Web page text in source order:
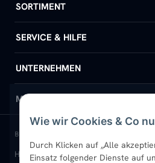
Wie wir Cookies & Co
Durch Klicken auf „Alle
Einsatz folgender Dienste auf
SORTIMENT
Badheizkörper
Handtuchheizkörper
Design-Heizkörper
Paneelheizkörper
Vertikal-Heizkörper
SERVICE & HILFE
Hilfe & Kontakt
Versand & Lieferung
Rückgabe & Widerruf
Garantie & Gewährleistung
UNTERNEHMEN
Wir über uns
Standort & Abholung Jüchen
B2B-Kunden
MEIN KONTO
Anmelden / Mein Konto
Merkliste
BELIEBTE KATEGORIEN
Heizkörper kaufenBadheizkörper